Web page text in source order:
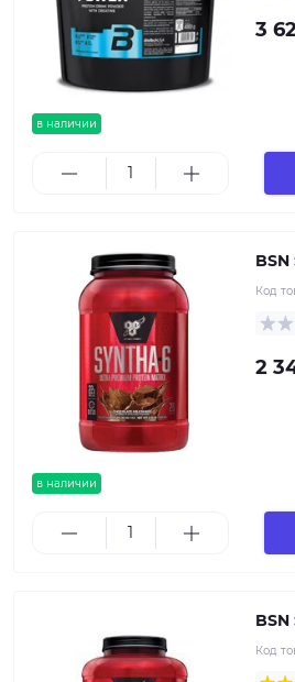
в наличии
3
в наличии
BSN
Код
2
Код